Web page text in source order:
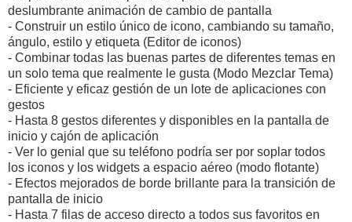
deslumbrante animación de cambio de pantalla
- Construir un estilo único de icono, cambiando su tamaño,
ángulo, estilo y etiqueta (Editor de iconos)
- Combinar todas las buenas partes de diferentes temas en
un solo tema que realmente le gusta (Modo Mezclar Tema)
- Eficiente y eficaz gestión de un lote de aplicaciones con
gestos
- Hasta 8 gestos diferentes y disponibles en la pantalla de
inicio y cajón de aplicación
- Ver lo genial que su teléfono podría ser por soplar todos
los iconos y los widgets a espacio aéreo (modo flotante)
- Efectos mejorados de borde brillante para la transición de
pantalla de inicio
- Hasta 7 filas de acceso directo a todos sus favoritos en